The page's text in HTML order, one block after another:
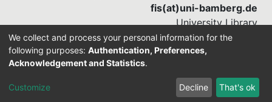
fis(at)uni-bamberg.de
University Library
(0951) 863-1568
DSpace-CRIS software
We collect and process your personal information for the
following purposes: Authentication, Preferences,
Acknowledgement and Statistics.
Customize Decline That's ok